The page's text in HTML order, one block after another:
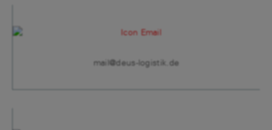
mail@deus-logistik.de